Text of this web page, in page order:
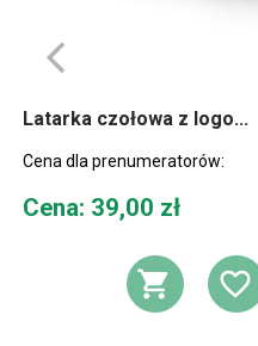
Latarka czołowa z logo...
Cena dla prenumeratorów:
Cena
Cena: 39,00 zł